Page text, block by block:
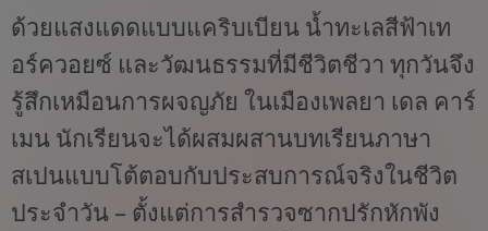
ด้วยแสงแดดแบบแคริบเบียน น้ำทะเลสีฟ้าเท
อร์ควอยซ์ และวัฒนธรรมที่มีชีวิตชีวา ทุกวันจึง
รู้สึกเหมือนการผจญภัย ในเมืองเพลยา เดล คาร์
เมน นักเรียนจะได้ผสมผสานบทเรียนภาษา
สเปนแบบโต้ตอบกับประสบการณ์จริงในชีวิต
ประจำวัน – ตั้งแต่การสำรวจซากปรักหักพัง